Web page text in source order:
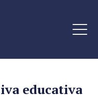
educativa